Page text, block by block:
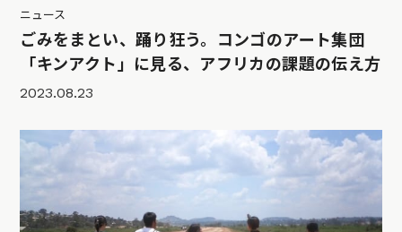
ニュース
ごみをまとい、踊り狂う。コンゴのアート集団
「キンアクト」に見る、アフリカの課題の伝え方
2023.08.23